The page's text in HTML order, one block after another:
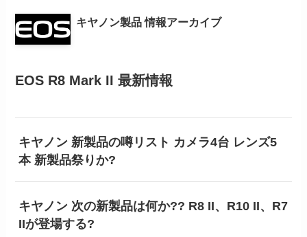
キヤノン製品 情報アーカイブ
EOS R8 Mark II 最新情報
キヤノン 新製品の噂リスト カメラ4台 レンズ5
本 新製品祭りか?
キヤノン 次の新製品は何か?? R8 II、R10 II、R7
IIが登場する?